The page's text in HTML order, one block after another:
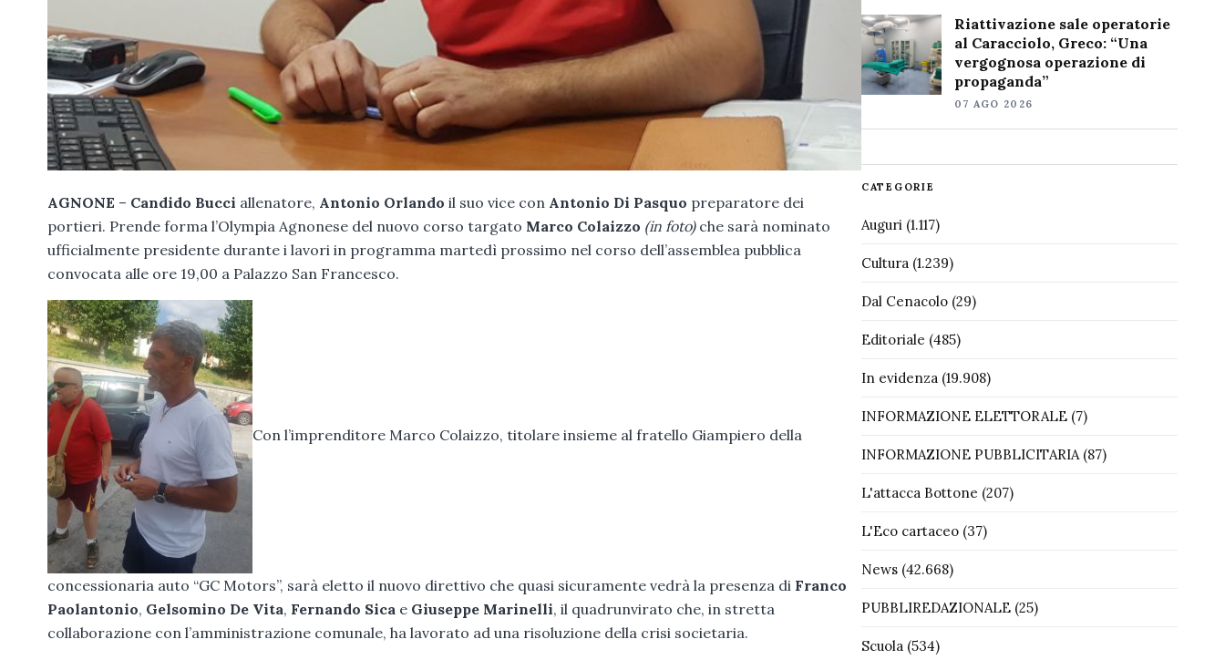
AGNONE – Candido Bucci allenatore, Antonio Orlando il suo vice con Antonio Di Pasquo preparatore dei
portieri. Prende forma l’Olympia Agnonese del nuovo corso targato Marco Colaizzo (in foto)che sarà nominato
ufficialmente presidente durante i lavori in programma martedì prossimo nel corso dell’assemblea pubblica
convocata alle ore 19,00 a Palazzo San Francesco.
Con l’imprenditore Marco Colaizzo, titolare insieme al fratello Giampiero della
concessionaria auto “GC Motors”, sarà eletto il nuovo direttivo che quasi sicuramente vedrà la presenza di Franco
Paolantonio, Gelsomino De Vita, Fernando Sica e Giuseppe Marinelli, il quadrunvirato che, in stretta
collaborazione con l’amministrazione comunale, ha lavorato ad una risoluzione della crisi societaria.
Riattivazione sale operatorie
al Caracciolo, Greco: “Una
vergognosa operazione di
propaganda”
07 AGO 2026
CATEGORIE
Auguri(1.117)
Cultura(1.239)
Dal Cenacolo(29)
Editoriale (485)
In evidenza(19.908)
INFORMAZIONE ELETTORALE(7)
INFORMAZIONE PUBBLICITARIA(87)
L'attacca Bottone (207)
L'Eco cartaceo(37)
News(42.668)
PUBBLIREDAZIONALE(25)
Scuola(534)